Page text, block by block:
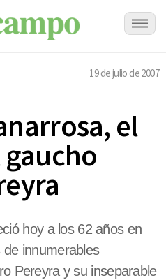
19 de julio de 2007
el
hoy a los 62 años en
innumerables
Pereyra y su inseparable